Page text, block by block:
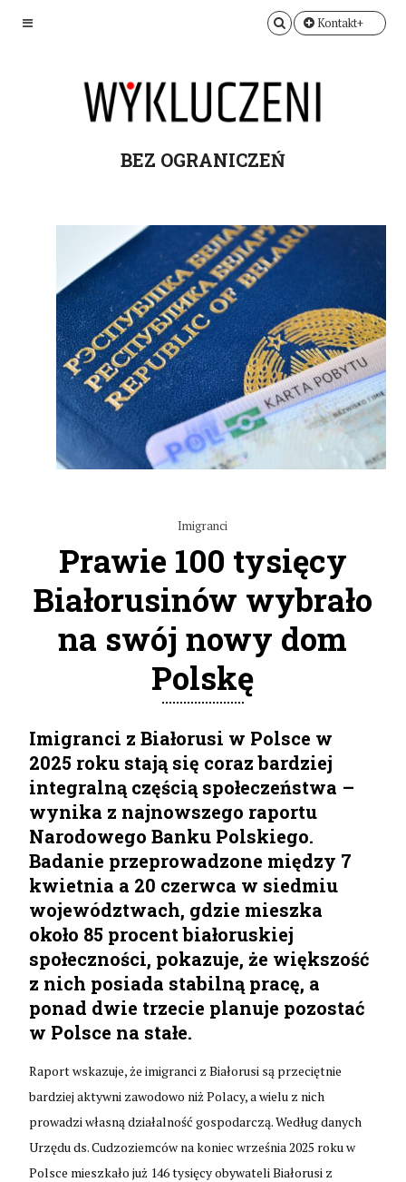
Kontakt+
BEZ OGRANICZEŃ
Imigranci
Prawie 100 tysięcy
Białorusinów wybrało
na swój nowy dom
Polskę
Imigranci z Białorusi w Polsce w
2025 roku stają się coraz bardziej
integralną częścią społeczeństwa –
wynika z najnowszego raportu
Narodowego Banku Polskiego.
Badanie przeprowadzone między 7
kwietnia a 20 czerwca w siedmiu
województwach, gdzie mieszka
około 85 procent białoruskiej
społeczności, pokazuje, że większość
z nich posiada stabilną pracę, a
ponad dwie trzecie planuje pozostać
w Polsce na stałe.
Raport wskazuje, że imigranci z Białorusi są przeciętnie
bardziej aktywni zawodowo niż Polacy, a wielu z nich
prowadzi własną działalność gospodarczą. Według danych
Urzędu ds. Cudzoziemców na koniec września 2025 roku w
Polsce mieszkało już 146 tysięcy obywateli Białorusi z